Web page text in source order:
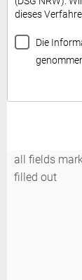
dieses
Die
all fields
filled out